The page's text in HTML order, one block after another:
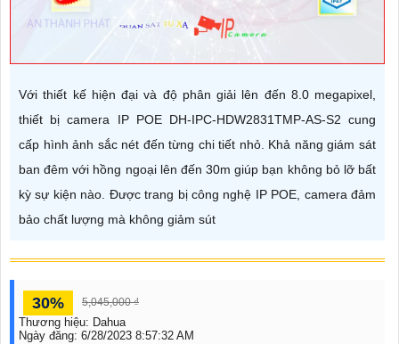
Với thiết kế hiện đại và độ phân giải lên đến 8.0 megapixel,
thiết bị camera IP POE DH-IPC-HDW2831TMP-AS-S2 cung
cấp hình ảnh sắc nét đến từng chi tiết nhỏ. Khả năng giám sát
ban đêm với hồng ngoại lên đến 30m giúp bạn không bỏ lỡ bất
kỳ sự kiện nào. Được trang bị công nghệ IP POE, camera đảm
bảo chất lượng mà không giảm sút
30% 5,045,000 ₫
Thương hiệu: Dahua
Ngày đăng: 6/28/2023 8:57:32 AM